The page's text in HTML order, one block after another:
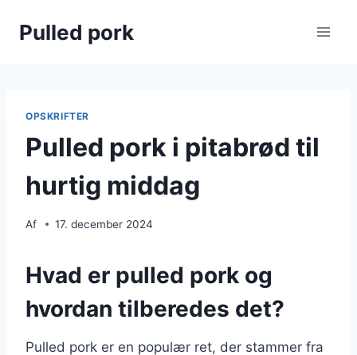
Pulled pork
OPSKRIFTER
Pulled pork i pitabrød til
hurtig middag
Af 17. december 2024
Hvad er pulled pork og
hvordan tilberedes det?
Pulled pork er en populær ret, der stammer fra